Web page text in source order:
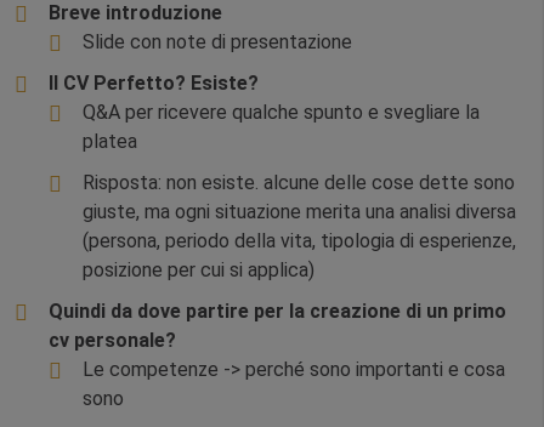
Breve introduzione
Slide con note di presentazione
Il CV Perfetto? Esiste?
Q&A per ricevere qualche spunto e svegliare la
platea
Risposta: non esiste. alcune delle cose dette sono
giuste, ma ogni situazione merita una analisi diversa
(persona, periodo della vita, tipologia di esperienze,
posizione per cui si applica)
Quindi da dove partire per la creazione di un primo
cv personale?
Le competenze -> perché sono importanti e cosa
sono